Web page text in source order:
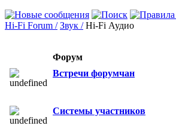
Hi-Fi Forum / Звук / Hi-Fi Аудио
Форум
Встречи форумчан
Системы участников